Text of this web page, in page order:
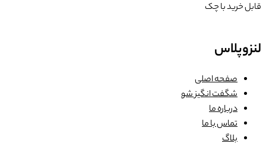
قابل خرید با چک
لنزوپلاس
صفحه اصلی
شگفت انگیز شو
درباره ما
تماس با ما
بلاگ